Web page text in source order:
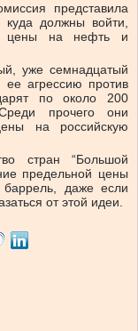
представила
куда должны войти,
цены на нефть и
уже семнадцатый
ее агрессию против
по около 200
прочего они
на российскую
стран “Большой
предельной цены
даже если
от этой идеи.